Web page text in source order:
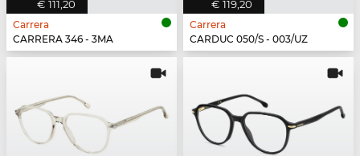
€ 111,20
Carrera
CARRERA 346 - 3MA
€ 119,20
Carrera
CARDUC 050/S - 003/UZ